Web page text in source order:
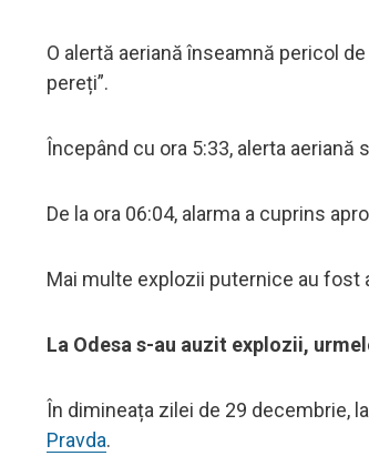
O alertă aeriană înseamnă pericol
pereți”.
Începând cu ora 5:33, alerta aeriană
De la ora 06:04, alarma a cuprins
Mai multe explozii puternice au fost
La Odesa s-au auzit explozii,
În dimineața zilei de 29 decembrie,
Pravda.